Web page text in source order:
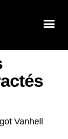
Vanhell